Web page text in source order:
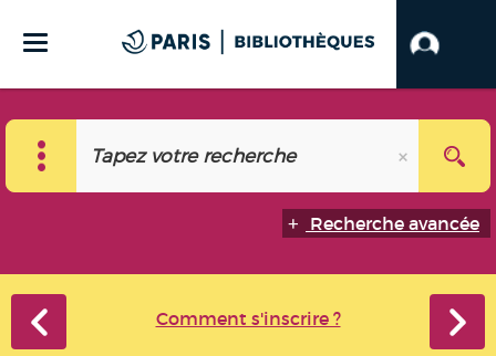
Recherche avancée
Comment s'inscrire ?